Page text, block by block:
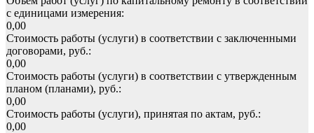
с единицами измерения:
0,00
Стоимость работы (услуги) в соответствии с заключенными
договорами, руб.:
0,00
Стоимость работы (услуги) в соответствии с утвержденным
планом (планами), руб.:
0,00
Стоимость работы (услуги), принятая по актам, руб.:
0,00